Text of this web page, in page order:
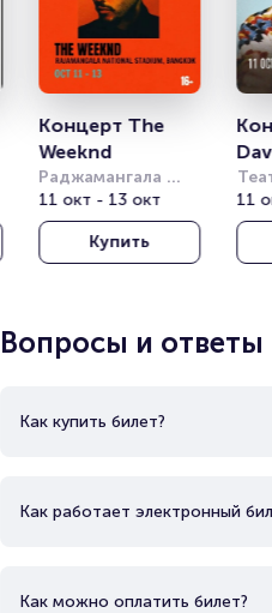
Концерт The
Weeknd
Раджамангала
Нэшнл Стэдиум
(Rajamangala
National Stadium)
11 окт - 13 окт
Купить
11
Вопросы и ответы
Как купить билет?
Как работает электронный
Как можно оплатить билет?